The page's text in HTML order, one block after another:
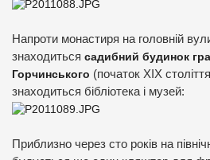
Напроти монастиря на головній
знаходиться садибний будинок
Горчинського (початок XIX
знаходиться бібліотека і музей:
Приблизно через сто років на